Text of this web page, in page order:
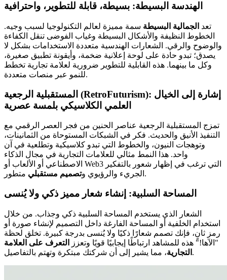
الهندسة البسيطة: بسيطة، قابلة للتطوير، واحترافية
تعد الجمالية البسيطة سمة مميزة لعالم التكنولوجيا لسبب وجيه.
الخطوط النظيفة والأشكال البسيطة وغياب الفوضى تنقل الكفاءة
والوضوح والرقي. الشعارات الهندسية متعددة الاستخدامات بشكل لا
يصدق؛ تبدو حادة على لوحة إعلانية ضخمة، وأيقونة تطبيق صغيرة،
وكل ما بينهما. هذه القابلية للتطوير ضرورية لعلامة تجارية تخطط
للنمو عبر منصات متعددة.
المستقبلية الرجعية (RetroFuturism): إشارة إلى الخيال
العلمي الكلاسيكي بلمسة عصرية
تمزج المستقبلية الرجعية عناصر الحنين من فجر العصر الرقمي مع
التنفيذ الأنيق والحديث. فكر في الشبكات المستوحاة من الثمانينات،
وتوهجات النيون، والخطوط التي تبدو كلاسيكية وتطلعية في آن
واحد. هذا النمط مثالي للعلامات التجارية في مجال الذكاء
الاصطناعي أو الألعاب أو Web3 التي ترغب في إظهار شعور بالتفكير
الجريء والرؤيوي وتصميم مستقبلي متطور.
المساحة السلبية: إنشاء شعار مميز ذكي ولا يُنسى
الشعار الذي يستخدم المساحة السلبية ذكي وجذاب. من خلال
استخدام الخلفية أو المساحة الفارغة داخل التصميم لإنشاء صورة أو
رمز ثانٍ، فإنك تصمم شعارًا ذكيًا ولا يُنسى بدرجة كبيرة. تخلق لحظة
"الآها!" هذه للمشاهد ارتباطًا إيجابيًا قويًا وتعزز
التعرف على العلامة
التجارية ، مما يشير إلى أن شركتك مبتكرة وتهتم بالتفاصيل.